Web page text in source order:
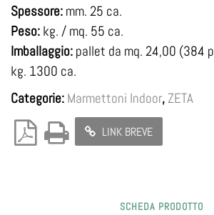
Spessore: mm. 25 ca.
Peso: kg. / mq. 55 ca.
Imballaggio: pallet da mq. 24,00 (384
kg. 1300 ca.
Categorie: Marmettoni Indoor, ZETA
LINK BREVE
SCHEDA PRODOTTO